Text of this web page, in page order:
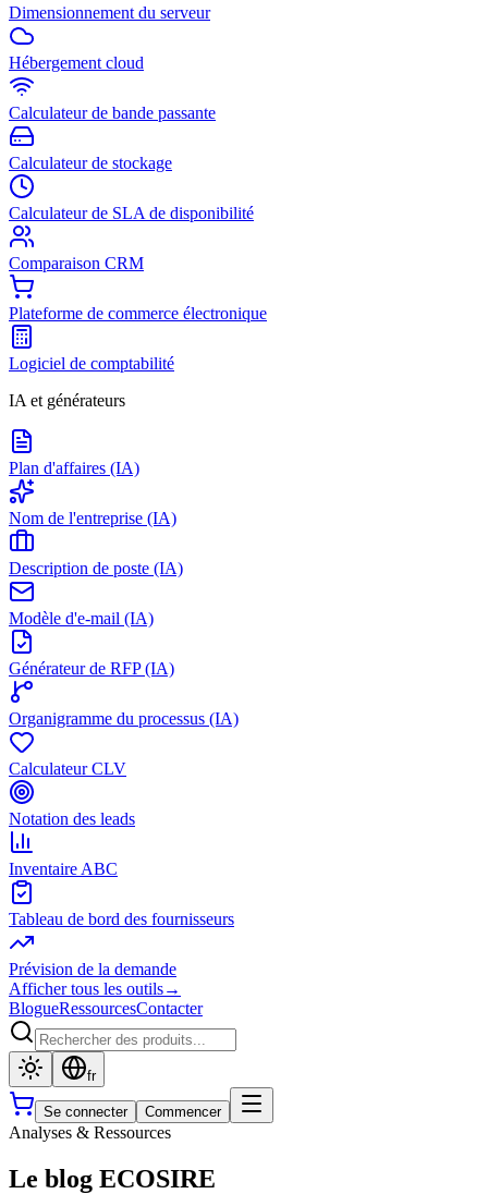
Dimensionnement du serveur
Hébergement cloud
Calculateur de bande passante
Calculateur de stockage
Calculateur de SLA de disponibilité
Comparaison CRM
Plateforme de commerce électronique
Logiciel de comptabilité
IA et générateurs
Plan d'affaires (IA)
Nom de l'entreprise (IA)
Description de poste (IA)
Modèle d'e-mail (IA)
Générateur de RFP (IA)
Organigramme du processus (IA)
Calculateur CLV
Notation des leads
Inventaire ABC
Tableau de bord des fournisseurs
Prévision de la demande
Afficher tous les outils→
BlogueRessourcesContacter
fr
Se connecter Commencer
Analyses & Ressources
Le blog ECOSIRE